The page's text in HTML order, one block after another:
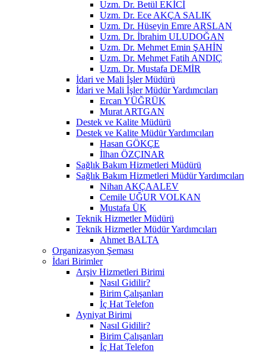
Uzm. Dr. Betül EKİCİ
Uzm. Dr. Ece AKÇA SALIK
Uzm. Dr. Hüseyin Emre ARSLAN
Uzm. Dr. İbrahim ULUDOĞAN
Uzm. Dr. Mehmet Emin ŞAHİN
Uzm. Dr. Mehmet Fatih ANDIÇ
Uzm. Dr. Mustafa DEMİR
İdari ve Mali İşler Müdürü
İdari ve Mali İşler Müdür Yardımcıları
Ercan YÜĞRÜK
Murat ARTGAN
Destek ve Kalite Müdürü
Destek ve Kalite Müdür Yardımcıları
Hasan GÖKÇE
İlhan ÖZÇINAR
Sağlık Bakım Hizmetleri Müdürü
Sağlık Bakım Hizmetleri Müdür Yardımcıları
Nihan AKÇAALEV
Cemile UĞUR VOLKAN
Mustafa ÜK
Teknik Hizmetler Müdürü
Teknik Hizmetler Müdür Yardımcıları
Ahmet BALTA
Organizasyon Şeması
İdari Birimler
Arşiv Hizmetleri Birimi
Nasıl Gidilir?
Birim Çalışanları
İç Hat Telefon
Ayniyat Birimi
Nasıl Gidilir?
Birim Çalışanları
İç Hat Telefon